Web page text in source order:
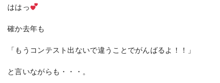
ははっ
確か去年も
「もうコンテスト出ないで違うことでがんばるよ！！」
と言いながらも・・・。